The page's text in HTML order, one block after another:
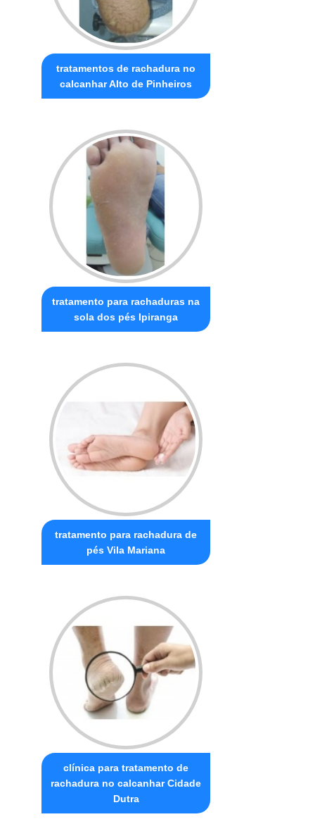
tratamentos de rachadura no
calcanhar Alto de Pinheiros
tratamento para rachaduras na
sola dos pés Ipiranga
tratamento para rachadura de
pés Vila Mariana
clínica para tratamento de
rachadura no calcanhar Cidade
Dutra